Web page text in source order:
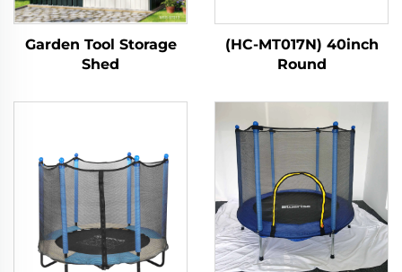
Garden Tool Storage
Shed
(HC-MT017N) 40inch
Round